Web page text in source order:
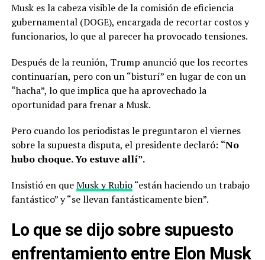
Musk es la cabeza visible de la comisión de eficiencia
gubernamental (DOGE), encargada de recortar costos y
funcionarios, lo que al parecer ha provocado tensiones.
Después de la reunión, Trump anunció que los recortes
continuarían, pero con un “bisturí” en lugar de con un
“hacha”, lo que implica que ha aprovechado la
oportunidad para frenar a Musk.
Pero cuando los periodistas le preguntaron el viernes
sobre la supuesta disputa, el presidente declaró: “No
hubo choque. Yo estuve allí”.
Insistió en queMusk y Rubio“están haciendo un trabajo
fantástico” y “se llevan fantásticamente bien”.
Lo que se dijo sobre supuesto
enfrentamiento entre Elon Musk